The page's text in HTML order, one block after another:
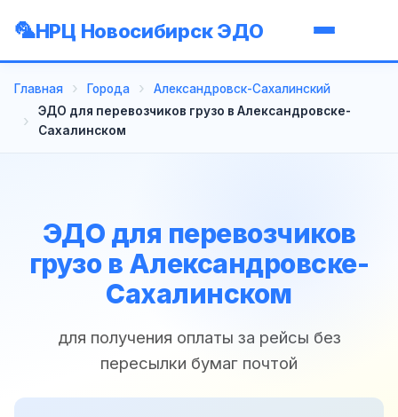
НРЦ Новосибирск ЭДО
Главная Города
Александровск-Сахалинский
ЭДО для перевозчиков грузо в Александровске-
Сахалинском
ЭДО для перевозчиков
грузо в Александровске-
Сахалинском
для получения оплаты за рейсы без
пересылки бумаг почтой